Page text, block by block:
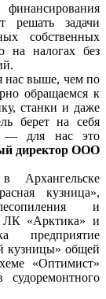
решать задачи
собственных
на налогах без
нас выше, чем по
обращаемся к
станки и даже
берет на себя
— для нас это
директор ООО
Архангельске
кузница»,
и
ЛК «Арктика» и
предприятие
кузницы» общей
«Оптимист»